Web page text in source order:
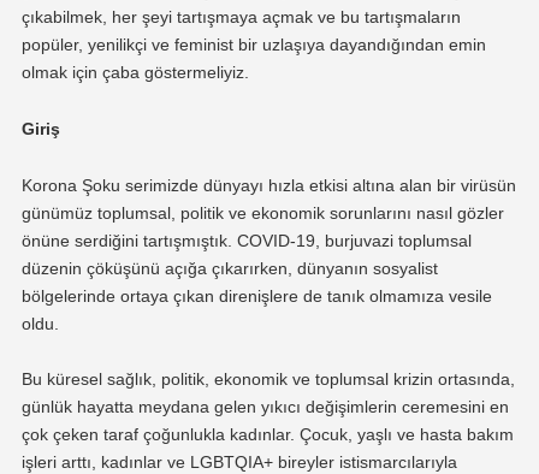
çıkabilmek, her şeyi tartışmaya açmak ve bu tartışmaların
popüler, yenilikçi ve feminist bir uzlaşıya dayandığından emin
olmak için çaba göstermeliyiz.
Giriş
Korona Şoku serimizde dünyayı hızla etkisi altına alan bir virüsün
günümüz toplumsal, politik ve ekonomik sorunlarını nasıl gözler
önüne serdiğini tartışmıştık. COVID-19, burjuvazi toplumsal
düzenin çöküşünü açığa çıkarırken, dünyanın sosyalist
bölgelerinde ortaya çıkan direnişlere de tanık olmamıza vesile
oldu.
Bu küresel sağlık, politik, ekonomik ve toplumsal krizin ortasında,
günlük hayatta meydana gelen yıkıcı değişimlerin ceremesini en
çok çeken taraf çoğunlukla kadınlar. Çocuk, yaşlı ve hasta bakım
işleri arttı, kadınlar ve LGBTQIA+ bireyler istismarcılarıyla